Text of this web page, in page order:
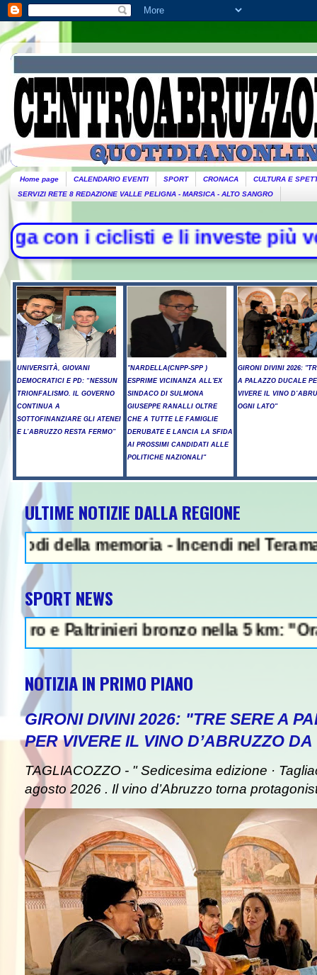
Home page CALENDARIO EVENTI SPORT CRONACA
CULTURA E
SERVIZI RETE 8 REDAZIONE VALLE PELIGNA - MARSICA - ALTO SANGRO
e li investe più volte
UNIVERSITÀ, GIOVANI
DEMOCRATICI E PD: “NESSUN
TRIONFALISMO. IL GOVERNO
CONTINUA A
SOTTOFINANZIARE GLI ATENEI
E L’ABRUZZO RESTA FERMO”
"NARDELLA(CNPP-SPP )
ESPRIME VICINANZA ALL'EX
SINDACO DI SULMONA
GIUSEPPE RANALLI OLTRE
CHE A TUTTE LE FAMIGLIE
DERUBATE E LANCIA LA SFIDA
AI PROSSIMI CANDIDATI ALLE
POLITICHE NAZIONALI"
GIRONI DIVINI 2026:
A PALAZZO DUCALE
VIVERE IL VINO
OGNI LATO"
ULTIME NOTIZIE DALLA REGIONE
memoria - Incendi nel Teramano,
SPORT NEWS
bronzo nella 5 km: "Ora ci
NOTIZIA IN PRIMO PIANO
GIRONI DIVINI 2026: "TRE SERE A
PER VIVERE IL VINO D’ABRUZZO
TAGLIACOZZO - " Sedicesima edizione ·
agosto 2026 . Il vino d’Abruzzo torna